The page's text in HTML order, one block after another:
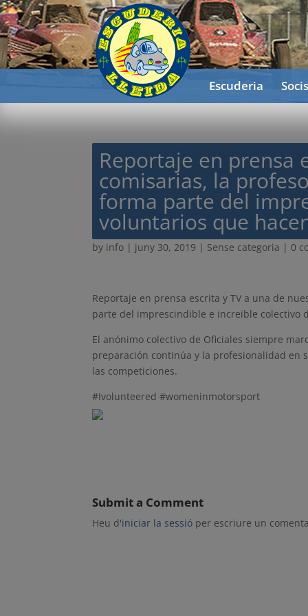
Escuderia
Reportaje en prensa
comisarias, la
forma parte del
voluntarios que
by info | juny 30, 2019 | Sense categoria | 0
Reportaje en prensa escrita y TV a una de
parte del imprescindible e increible colectivo
El anónimo colectivo de Oficiales siempre
preparación continúa y la profesionalidad en
las competiciones.
#Ivolunteered #womeninmotorsport
Submit a Comment
Heu d'iniciar la sessió per escriure un